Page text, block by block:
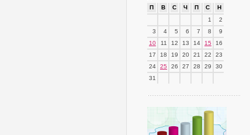
П В С Ч П С
Н
1
2
3
4 5 6 7 8
9
10
11 12 13 14 15
16
17
18 19 20 21 22
23
24
25 26 27 28 29
30
31